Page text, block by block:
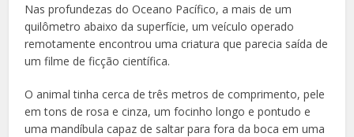
Nas profundezas do Oceano Pacífico, a mais de um
quilômetro abaixo da superfície, um veículo operado
remotamente encontrou uma criatura que parecia saída de
um filme de ficção científica.
O animal tinha cerca de três metros de comprimento, pele
em tons de rosa e cinza, um focinho longo e pontudo e
uma mandíbula capaz de saltar para fora da boca em uma